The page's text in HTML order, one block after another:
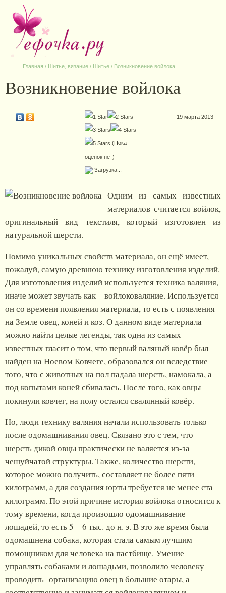
Главная / Шитье, вязание / Шитье / Возникновение войлока
Возникновение войлока
(Пока
оценок нет)
Загрузка...
19 марта 2013
Одним из самых известных
материалов считается войлок,
оригинальный вид текстиля, который изготовлен из
натуральной шерсти.
Помимо уникальных свойств материала, он ещё имеет,
пожалуй, самую древнюю технику изготовления изделий.
Для изготовления изделий используется техника валяния,
иначе может звучать как – войлоковаляние. Используется
он со времени появления материала, то есть с появления
на Земле овец, коней и коз. О данном виде материала
можно найти целые легенды, так одна из самых
известных гласит о том, что первый валяный ковёр был
найден на Ноевом Ковчеге, образовался он вследствие
того, что с животных на пол падала шерсть, намокала, а
под копытами коней сбивалась. После того, как овцы
покинули ковчег, на полу остался свалянный ковёр.
Но, люди технику валяния начали использовать только
после одомашнивания овец. Связано это с тем, что
шерсть дикой овцы практически не валяется из-за
чешуйчатой структуры. Также, количество шерсти,
которое можно получить, составляет не более пяти
килограмм, а для создания юрты требуется не менее ста
килограмм. По этой причине история войлока относится к
тому времени, когда произошло одомашнивание
лошадей, то есть 5 – 6 тыс. до н. э. В это же время была
одомашнена собака, которая стала самым лучшим
помощником для человека на пастбище. Умение
управлять собаками и лошадьми, позволило человеку
проводить организацию овец в большие отары, а